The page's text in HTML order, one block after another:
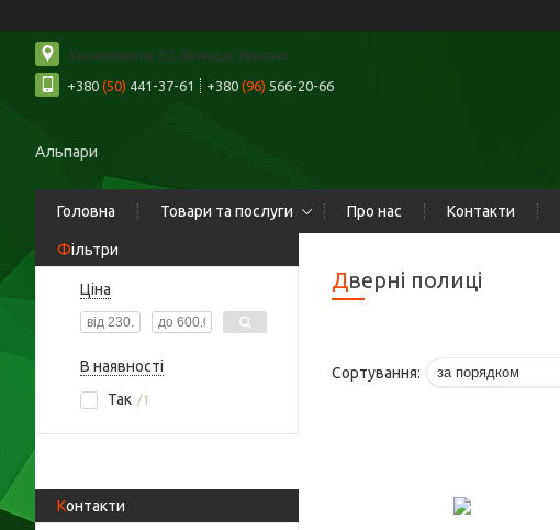
Космонавтів 53, Вінниця, Україна
+380 (50) 441-37-61 +380 (96) 566-20-66
Альпари
Головна Товари та послуги Про нас Контакти
Фільтри
Ціна
В наявності
Так
1
Контакти
Дверні полиці